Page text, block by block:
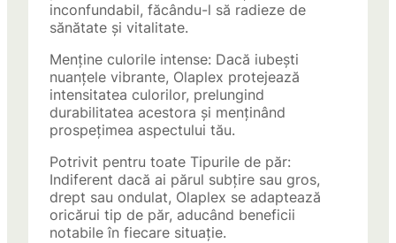
inconfundabil, făcându-l să radieze de
sănătate și vitalitate.
Menține culorile intense: Dacă iubești
nuanțele vibrante, Olaplex protejează
intensitatea culorilor, prelungind
durabilitatea acestora și menținând
prospețimea aspectului tău.
Potrivit pentru toate Tipurile de păr:
Indiferent dacă ai părul subțire sau gros,
drept sau ondulat, Olaplex se adaptează
oricărui tip de păr, aducând beneficii
notabile în fiecare situație.